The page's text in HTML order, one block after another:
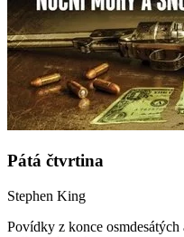
Pátá čtvrtina
Stephen King
Povídky z konce osmdesátých